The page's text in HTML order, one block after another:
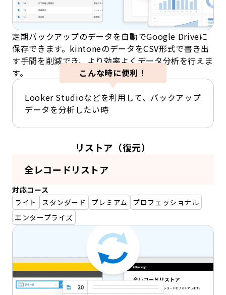
定期バックアップのデータを自動でGoogle Driveに
保存できます。kintoneのデータをCSV形式で書き出
す手間を削減でき、より効率よくデータ分析を行えま
す。
こんな時に便利！
Looker Studioなどを利用して、バックアップ
データを分析したい時
リストア（復元）
全レコードリストア
対応コース
ライト
スタンダード プレミアム
プロフェッショナル
エンタープライズ